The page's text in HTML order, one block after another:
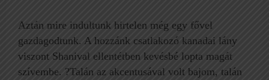
Aztán mire indultunk hirtelen még egy fővel
gazdagodtunk. A hozzánk csatlakozó kanadai lány
viszont Shanival ellentétben kevésbé lopta magát
szívembe. ?Talán az akcentusával volt bajom, talán